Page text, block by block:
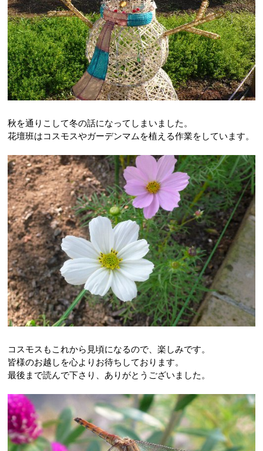
秋を通りこして冬の話になってしまいました。
花壇班はコスモスやガーデンマムを植える作業をしています。
コスモスもこれから見頃になるので、楽しみです。
皆様のお越しを心よりお待ちしております。
最後まで読んで下さり、ありがとうございました。